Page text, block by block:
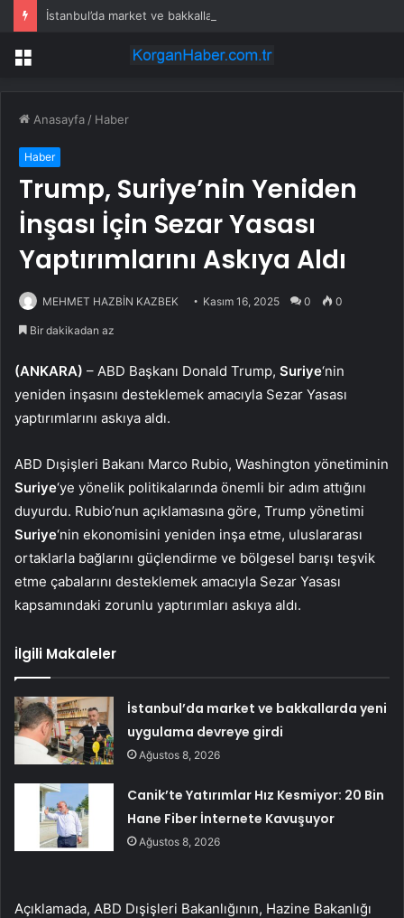
Menü
Anasayfa / Haber
Haber
Trump, Suriye’nin Yeniden
İnşası İçin Sezar Yasası
Yaptırımlarını Askıya Aldı
MEHMET HAZBİN KAZBEK Kasım 16, 2025 0 0
Bir dakikadan az
(ANKARA) – ABD Başkanı Donald Trump, Suriye‘nin
yeniden inşasını desteklemek amacıyla Sezar Yasası
yaptırımlarını askıya aldı.
ABD Dışişleri Bakanı Marco Rubio, Washington yönetiminin
Suriye‘ye yönelik politikalarında önemli bir adım attığını
duyurdu. Rubio’nun açıklamasına göre, Trump yönetimi
Suriye‘nin ekonomisini yeniden inşa etme, uluslararası
ortaklarla bağlarını güçlendirme ve bölgesel barışı teşvik
etme çabalarını desteklemek amacıyla Sezar Yasası
kapsamındaki zorunlu yaptırımları askıya aldı.
İlgili Makaleler
İstanbul’da market ve bakkallarda yeni
uygulama devreye girdi
Ağustos 8, 2026
Canik’te Yatırımlar Hız Kesmiyor: 20 Bin
Hane Fiber İnternete Kavuşuyor
Ağustos 8, 2026
Açıklamada, ABD Dışişleri Bakanlığının, Hazine Bakanlığı